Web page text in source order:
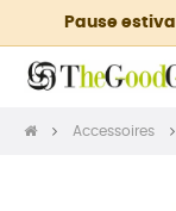
Pause
Accessoires